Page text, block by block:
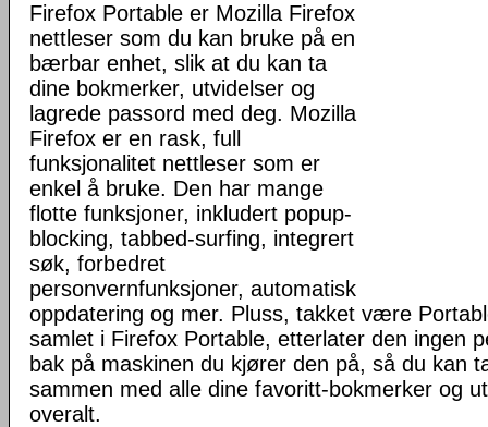
Firefox Portable er Mozilla Firefox
nettleser som du kan bruke på en
bærbar enhet, slik at du kan ta
dine bokmerker, utvidelser og
lagrede passord med deg. Mozilla
Firefox er en rask, full
funksjonalitet nettleser som er
enkel å bruke. Den har mange
flotte funksjoner, inkludert popup-
blocking, tabbed-surfing, integrert
søk, forbedret
personvernfunksjoner, automatisk
oppdatering og mer. Pluss, takket være
samlet i Firefox Portable, etterlater den ingen
bak på maskinen du kjører den på, så du kan
sammen med alle dine favoritt-bokmerker og
overalt.